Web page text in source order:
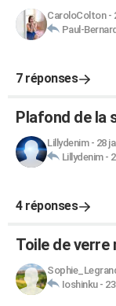
CaroloColton-
Paul-Bernard
7 réponses
Plafond de la
Lillydenim- 28
Lillydenim-
4 réponses
Toile de verre
Ioshinku-